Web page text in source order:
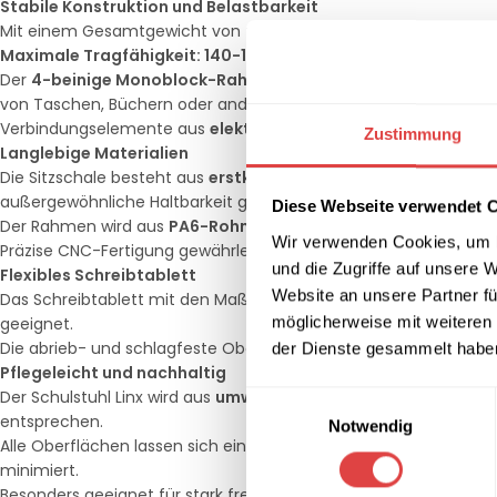
Zustimmung
Diese Webseite verwendet
Wir verwenden Cookies,
und die Zugriffe auf unsere
Website an unsere Partner
möglicherweise mit
der Dienste gesammelt
Einwilligungsauswahl
Notwendig
Stabile Konstruktion und Belastbarkeit
Mit einem Gesamtgewicht von
Maximale Tragfähigkeit: 140-150 kg
Der 4-beinige Monoblock-Rahmen
von Taschen, Büchern oder anderen Gegenständen dienen
Verbindungselemente aus elektrostatisch lackiertem
Langlebige Materialien
Die Sitzschale besteht aus erstklassigem PPC- und PPH-
außergewöhnliche Haltbarkeit garantiert.
Der Rahmen wird aus PA6-Rohmaterial mit 25 %
Präzise CNC-Fertigung gewährleistet höchste
Flexibles Schreibtablett
Das Schreibtablett mit den Maßen60 x 35 cm bietet eine
geeignet.
Die abrieb- und schlagfeste Oberfläche ausPC- und ASA-
Pflegeleicht und nachhaltig
Der Schulstuhl Linx wird aus umweltfreundlichen und
entsprechen.
Alle Oberflächen lassen sich einfach mit einem feuchten Tuch
minimiert.